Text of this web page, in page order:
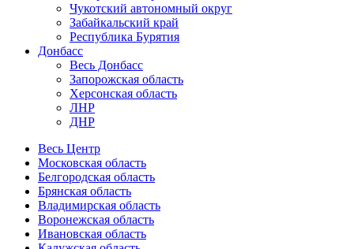
Чукотский автономный округ
Забайкальский край
Республика Бурятия
Донбасс
Весь Донбасс
Запорожская область
Херсонская область
ЛНР
ДНР
Весь Центр
Московская область
Белгородская область
Брянская область
Владимирская область
Воронежская область
Ивановская область